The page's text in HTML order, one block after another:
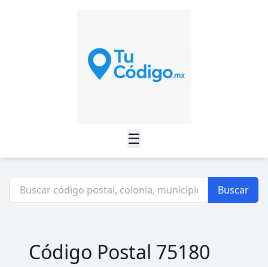
☰
Buscar
Código Postal 75180